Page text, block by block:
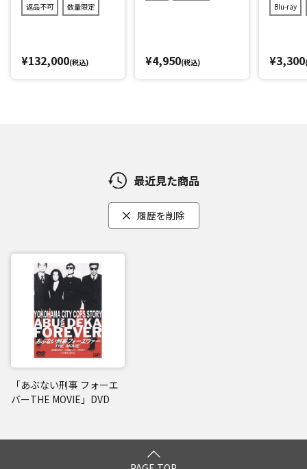
返品不可 数量限定
¥132,000(税込) ¥4,950(税込)
Blu-ray
¥3,300
最近見た商品
履歴を削除
「あぶない刑事 フォーエ
バーTHE MOVIE」DVD